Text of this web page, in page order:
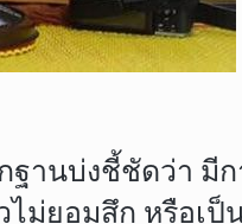
ฐานบ่งชี้ชัดว่า มี
ไม่ยอมสึก หรือเ